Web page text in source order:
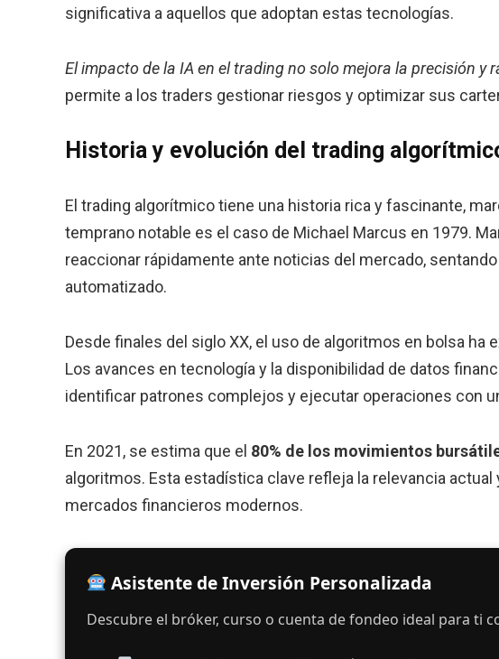
significativa a aquellos que adoptan estas tecnologías.
El impacto de la IA en el trading no solo mejora la precisión y
permite a los traders gestionar riesgos y optimizar sus
Historia y evolución del trading
El trading algorítmico tiene una historia rica y fascinante,
temprano notable es el caso de Michael Marcus en 1979.
reaccionar rápidamente ante noticias del mercado,
automatizado.
Desde finales del siglo XX, el uso de algoritmos en bolsa
Los avances en tecnología y la disponibilidad de datos
identificar patrones complejos y ejecutar operaciones con
En 2021, se estima que el 80% de los movimientos
algoritmos. Esta estadística clave refleja la relevancia
mercados financieros modernos.
Asistente de Inversión Personalizada
Descubre el bróker, curso o cuenta de fondeo ideal para ti